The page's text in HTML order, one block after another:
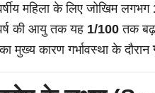
महिला के लिए जोखिम लगभग
की आयु तक यह 1/100तक बढ़
मुख्य कारण गर्भावस्था के दौरान